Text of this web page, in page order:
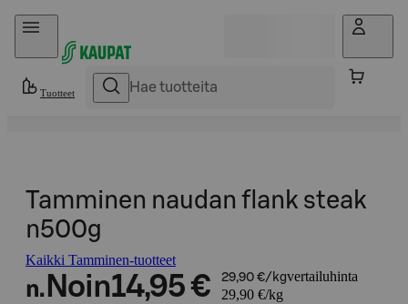
Hyppää sisältöön
Tuotteet
Tamminen naudan flank steak
n500g
Kaikki Tamminen-tuotteet
n. Noin14,95 € 29,90 €/kgvertailuhinta
29,90 €/kg